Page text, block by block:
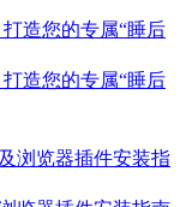
造您的专属“睡后
造您的专属“睡后